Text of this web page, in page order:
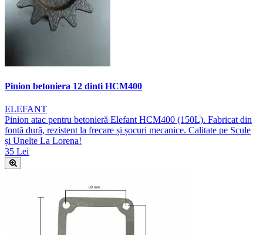
Pinion betoniera 12 dinti HCM400
ELEFANT
Pinion atac pentru betonieră Elefant HCM400 (150L). Fabricat din
fontă dură, rezistent la frecare și șocuri mecanice. Calitate pe Scule
și Unelte La Lorena!
35 Lei